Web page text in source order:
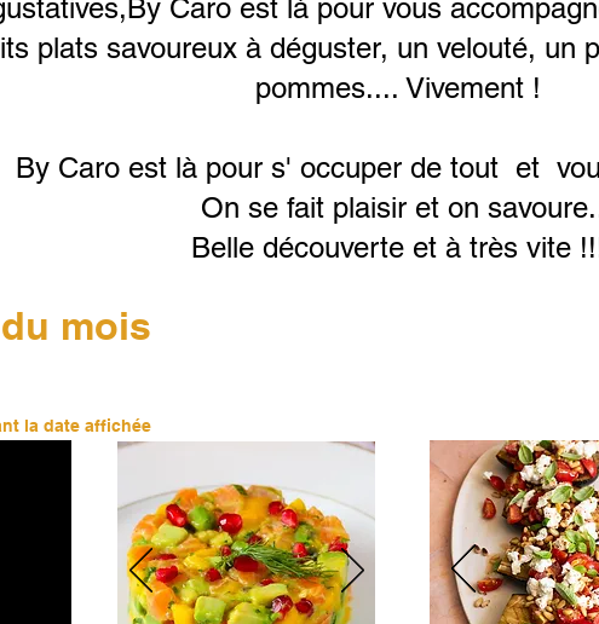
Caro est là pour vous
plats savoureux à déguster, un velouté, un
pommes.... Vivement !
By Caro est là pour s' occuper de tout et
On se fait plaisir et on
Belle découverte et à très vite
mois
la date affichée